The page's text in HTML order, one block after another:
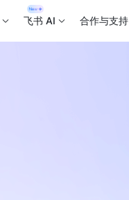
飞书 AI 合作与支持